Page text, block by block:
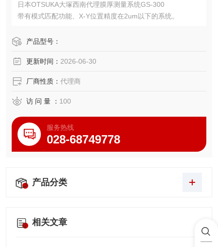
日本OTSUKA大塚西南代理膜厚测量系统GS-300
带有模式匹配功能、X-Y位置精度在2um以下的系统。
产品型号：
更新时间： 2026-06-30
厂商性质： 代理商
访 问 量 ： 100
服务热线
028-68749778
产品分类
相关文章